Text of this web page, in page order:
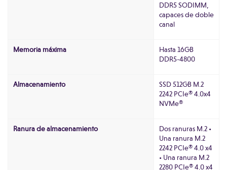
DDR5 SODIMM,
capaces de doble
canal
Memoria máxima
Hasta 16GB
DDR5-4800
Almacenamiento
SSD 512GB M.2
2242 PCIe® 4.0x4
NVMe®
Ranura de almacenamiento
Dos ranuras M.2 •
Una ranura M.2
2242 PCIe® 4.0 x4
• Una ranura M.2
2280 PCIe® 4.0 x4